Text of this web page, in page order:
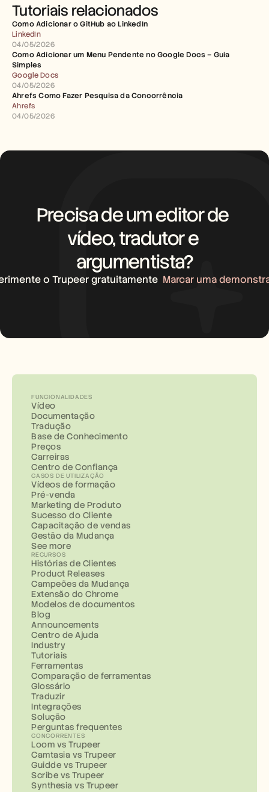
Tutoriais relacionados
Como Adicionar o GitHub ao LinkedIn
LinkedIn
04/05/2026
Como Adicionar um Menu Pendente no Google Docs – Guia
Simples
Google Docs
04/05/2026
Ahrefs Como Fazer Pesquisa da Concorrência
Ahrefs
04/05/2026
Precisa de um editor de
vídeo, tradutor e
argumentista?
o Trupeer gratuitamente Marcar uma
FUNCIONALIDADES
Vídeo
Documentação
Tradução
Base de Conhecimento
Preços
Carreiras
Centro de Confiança
CASOS DE UTILIZAÇÃO
Vídeos de formação
Pré-venda
Marketing de Produto
Sucesso do Cliente
Capacitação de vendas
Gestão da Mudança
See more
RECURSOS
Histórias de Clientes
Product Releases
Campeões da Mudança
Extensão do Chrome
Modelos de documentos
Blog
Announcements
Centro de Ajuda
Industry
Tutoriais
Ferramentas
Comparação de ferramentas
Glossário
Traduzir
Integrações
Solução
Perguntas frequentes
CONCORRENTES
Loom vs Trupeer
Camtasia vs Trupeer
Guidde vs Trupeer
Scribe vs Trupeer
Synthesia vs Trupeer